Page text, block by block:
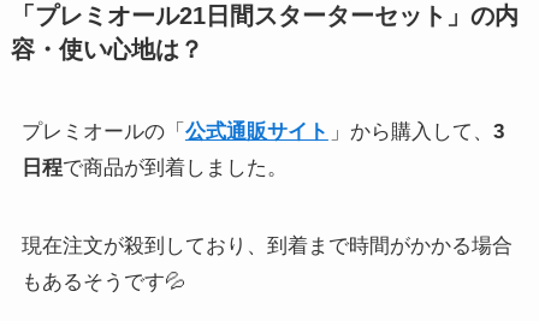
「プレミオール21日間スターターセット」の内
容・使い心地は？
プレミオールの「 公式通販サイト 」から購入して、 3
日程で商品が到着しました。
現在注文が殺到しており、到着まで時間がかかる場合
もあるそうです💦